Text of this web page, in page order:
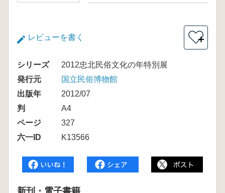
レビューを書く ＋
シリーズ
2012忠北民俗文化の年特別展
発行元
国立民俗博物館
出版年
2012/07
判
A4
ページ
327
六一ID
K13566
新刊・電子書籍